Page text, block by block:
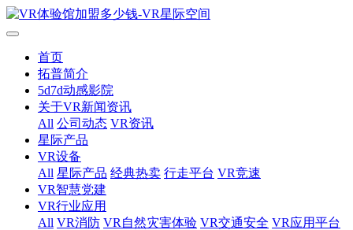
首页
拓普简介
5d7d动感影院
关于VR新闻资讯
All 公司动态 VR资讯
星际产品
VR设备
All 星际产品 经典热卖 行走平台 VR竞速
VR智慧党建
VR行业应用
All VR消防 VR自然灾害体验 VR交通安全 VR应用平台